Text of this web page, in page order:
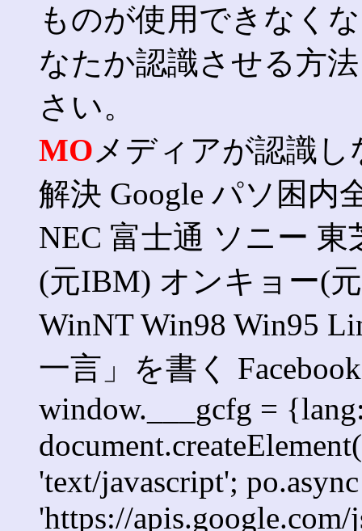
ものが使用できなく
なたか認識させる方
さい。
MOメディアが認識
解決 Google パソ困内
NEC 富士通 ソニー
(元IBM) オンキョー(
WinNT Win98 Win95
一言」を書く
window.___gcfg =
'text/javascript';
'https://